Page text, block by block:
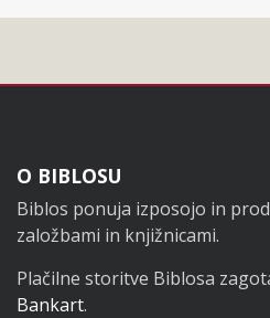
Noga
O BIBLOSU
Biblos ponuja izposojo in
založbami in knjižnicami.
Plačilne storitve Biblosa
Bankart.